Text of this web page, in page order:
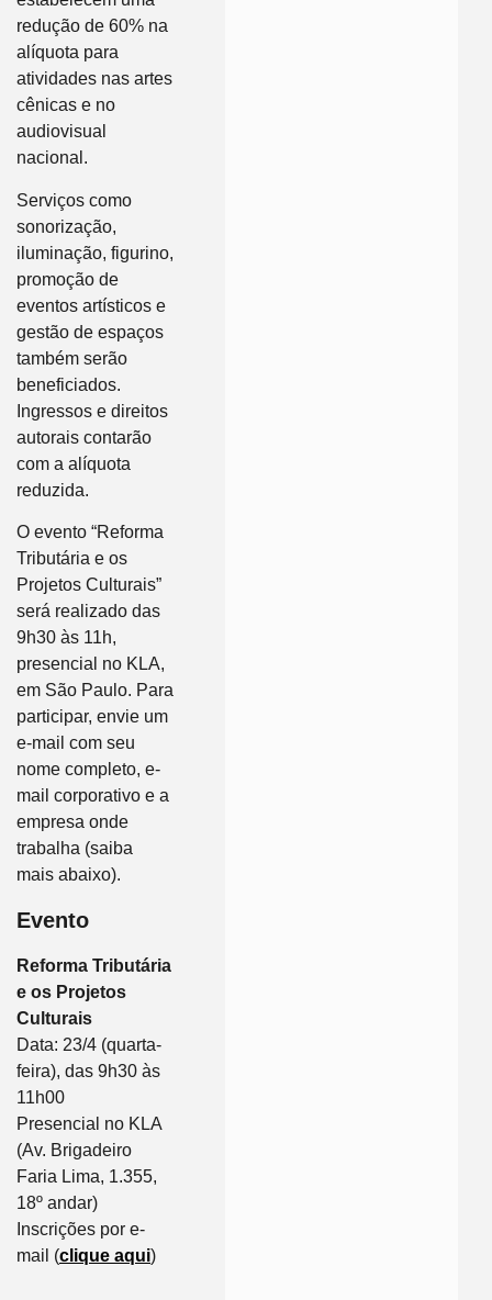
redução de 60% na
alíquota para
atividades nas artes
cênicas e no
audiovisual
nacional.
Serviços como
sonorização,
iluminação, figurino,
promoção de
eventos artísticos e
gestão de espaços
também serão
beneficiados.
Ingressos e direitos
autorais contarão
com a alíquota
reduzida.
O evento “Reforma
Tributária e os
Projetos Culturais”
será realizado das
9h30 às 11h,
presencial no KLA,
em São Paulo. Para
participar, envie um
e-mail com seu
nome completo, e-
mail corporativo e a
empresa onde
trabalha (saiba
mais abaixo).
Evento
Reforma Tributária
e os Projetos
Culturais
Data: 23/4 (quarta-
feira), das 9h30 às
11h00
Presencial no KLA
(Av. Brigadeiro
Faria Lima, 1.355,
18º andar)
Inscrições por e-
mail (clique aqui)